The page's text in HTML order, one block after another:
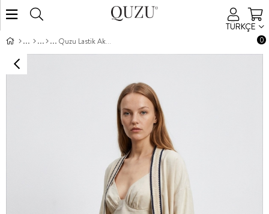
TÜRKÇE
0
Quzu Lastik Aksesuar Detaylı Şort Natur